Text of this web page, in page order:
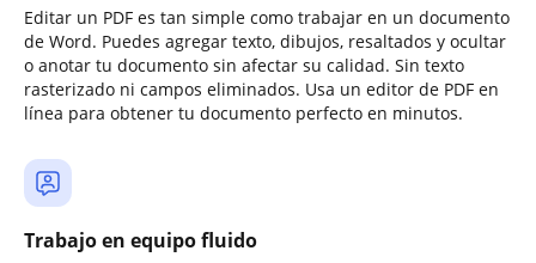
Editar un PDF es tan simple como trabajar en un documento
de Word. Puedes agregar texto, dibujos, resaltados y ocultar
o anotar tu documento sin afectar su calidad. Sin texto
rasterizado ni campos eliminados. Usa un editor de PDF en
línea para obtener tu documento perfecto en minutos.
Trabajo en equipo fluido